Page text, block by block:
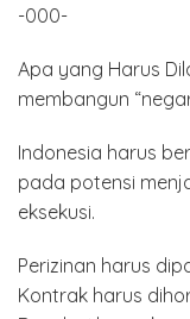
-000-
Apa yang Harus
membangun
Indonesia harus
pada potensi
eksekusi.
Perizinan harus
Kontrak harus